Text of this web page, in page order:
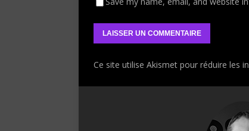
Ce site utilise Akismet pour réduire les